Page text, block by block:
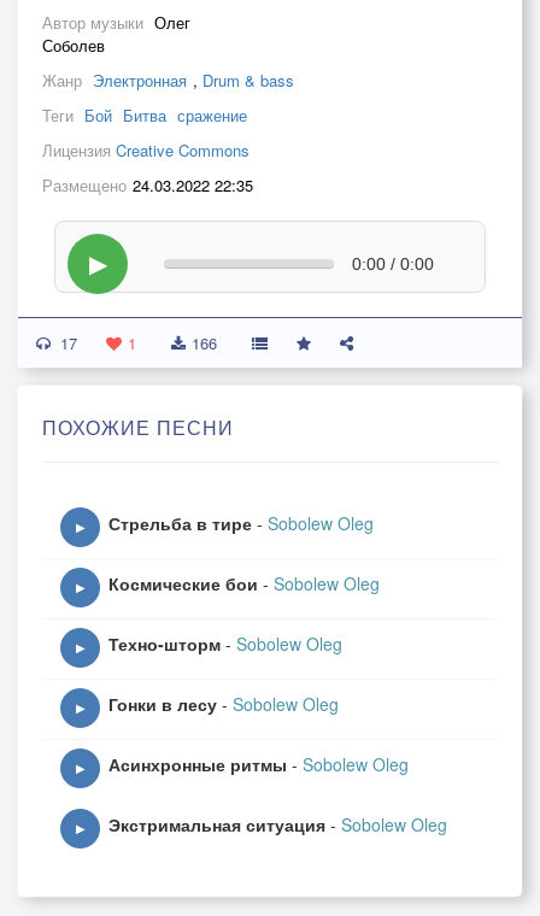
Автор музыки Олег
Соболев
Жанр Электронная , Drum & bass
Теги Бой Битва сражение
Лицензия Creative Commons
Размещено 24.03.2022 22:35
▶ 0:00 / 0:00
17 1 166
ПОХОЖИЕ ПЕСНИ
▶ Стрельба в тире - Sobolew Oleg
▶ Космические бои - Sobolew Oleg
▶ Техно-шторм - Sobolew Oleg
▶ Гонки в лесу - Sobolew Oleg
▶ Асинхронные ритмы - Sobolew Oleg
▶ Экстримальная ситуация - Sobolew Oleg